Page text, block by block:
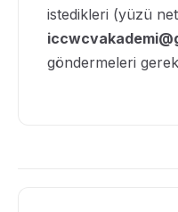
istedikleri (yüzü
göndermeleri